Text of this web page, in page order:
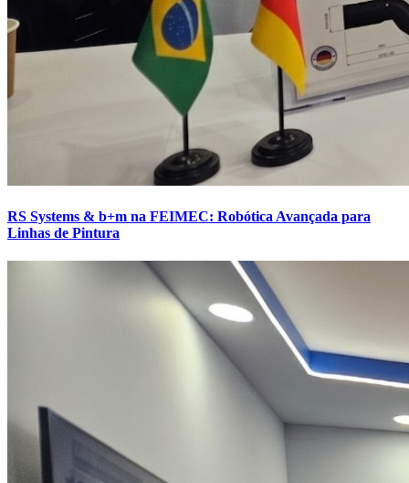
RS Systems & b+m na FEIMEC: Robótica Avançada para
Linhas de Pintura